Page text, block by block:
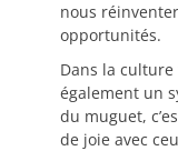
nous
opportunités.
Dans la
également un
du muguet,
de joie avec